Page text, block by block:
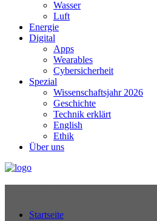
Wasser
Luft
Energie
Digital
Apps
Wearables
Cybersicherheit
Spezial
Wissenschaftsjahr 2026
Geschichte
Technik erklärt
English
Ethik
Über uns
Startseite